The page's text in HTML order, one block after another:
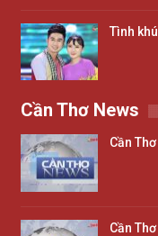
Tình
Cần Thơ News
Cần
Cần